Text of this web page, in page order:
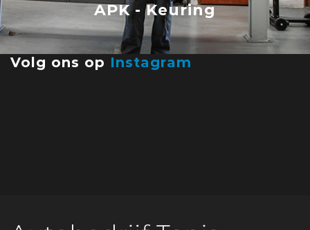
APK - Keuring
Volg ons op Instagram